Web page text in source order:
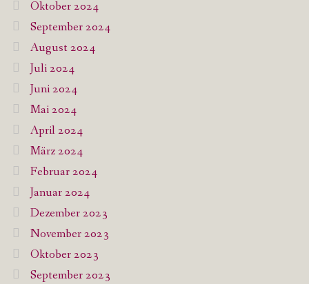
Oktober 2024
September 2024
August 2024
Juli 2024
Juni 2024
Mai 2024
April 2024
März 2024
Februar 2024
Januar 2024
Dezember 2023
November 2023
Oktober 2023
September 2023